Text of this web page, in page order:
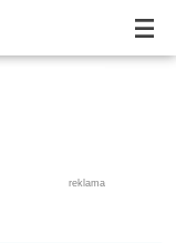
reklama